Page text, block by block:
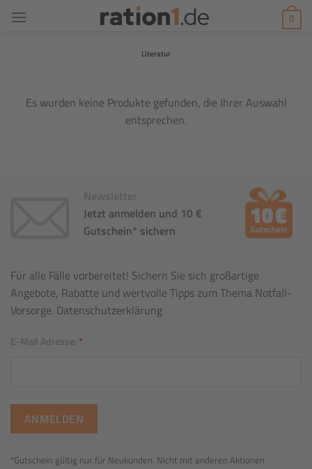
Inhalt
0
Literatur
Es wurden keine Produkte gefunden, die Ihrer Auswahl
entsprechen.
Newsletter
Jetzt anmelden und 10 €
Gutschein* sichern
Für alle Fälle vorbereitet! Sichern Sie sich großartige
Angebote, Rabatte und wertvolle Tipps zum Thema Notfall-
Vorsorge. Datenschutzerklärung
E-Mail Adresse: *
*Gutschein gültig nur für Neukunden. Nicht mit anderen Aktionen